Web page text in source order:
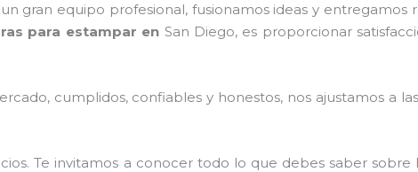
gran equipo profesional, fusionamos ideas y entregamos
para estampar en San Diego, es proporcionar
cumplidos, confiables y honestos, nos ajustamos a
Te invitamos a conocer todo lo que debes saber sobre